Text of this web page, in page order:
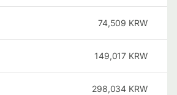
74,509 KRW
149,017 KRW
298,034 KRW